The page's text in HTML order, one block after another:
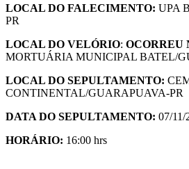
LOCAL DO FALECIMENTO: UPA
PR
LOCAL DO VELÓRIO: OCORREU
MORTUÁRIA MUNICIPAL BATEL/
LOCAL DO SEPULTAMENTO:
CONTINENTAL/GUARAPUAVA-PR
DATA DO SEPULTAMENTO: 07/11/
HORÁRIO: 16:00 hrs